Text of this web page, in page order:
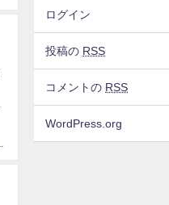
ログイン
投稿の RSS
コメントの RSS
WordPress.org